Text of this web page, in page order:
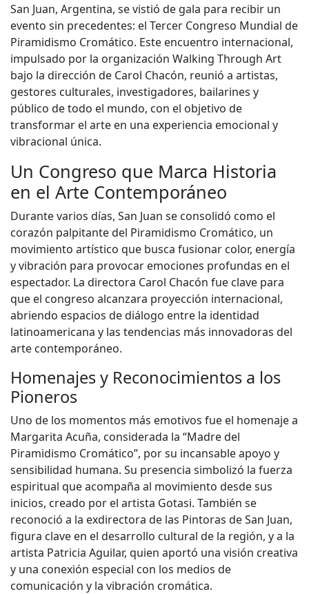
San Juan, Argentina, se vistió de gala para recibir un
evento sin precedentes: el Tercer Congreso Mundial de
Piramidismo Cromático. Este encuentro internacional,
impulsado por la organización Walking Through Art
bajo la dirección de Carol Chacón, reunió a artistas,
gestores culturales, investigadores, bailarines y
público de todo el mundo, con el objetivo de
transformar el arte en una experiencia emocional y
vibracional única.
Un Congreso que Marca Historia
en el Arte Contemporáneo
Durante varios días, San Juan se consolidó como el
corazón palpitante del Piramidismo Cromático, un
movimiento artístico que busca fusionar color, energía
y vibración para provocar emociones profundas en el
espectador. La directora Carol Chacón fue clave para
que el congreso alcanzara proyección internacional,
abriendo espacios de diálogo entre la identidad
latinoamericana y las tendencias más innovadoras del
arte contemporáneo.
Homenajes y Reconocimientos a los
Pioneros
Uno de los momentos más emotivos fue el homenaje a
Margarita Acuña, considerada la “Madre del
Piramidismo Cromático”, por su incansable apoyo y
sensibilidad humana. Su presencia simbolizó la fuerza
espiritual que acompaña al movimiento desde sus
inicios, creado por el artista Gotasi. También se
reconoció a la exdirectora de las Pintoras de San Juan,
figura clave en el desarrollo cultural de la región, y a la
artista Patricia Aguilar, quien aportó una visión creativa
y una conexión especial con los medios de
comunicación y la vibración cromática.